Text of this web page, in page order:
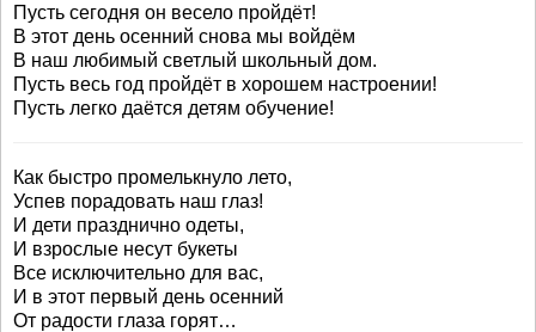
Пусть сегодня он весело пройдёт!
В этот день осенний снова мы войдём
В наш любимый светлый школьный дом.
Пусть весь год пройдёт в хорошем настроении!
Пусть легко даётся детям обучение!
Как быстро промелькнуло лето,
Успев порадовать наш глаз!
И дети празднично одеты,
И взрослые несут букеты
Все исключительно для вас,
И в этот первый день осенний
От радости глаза горят…